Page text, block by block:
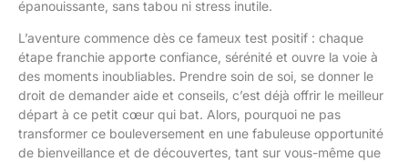
épanouissante, sans tabou ni stress inutile.
L’aventure commence dès ce fameux test positif : chaque
étape franchie apporte confiance, sérénité et ouvre la voie à
des moments inoubliables. Prendre soin de soi, se donner le
droit de demander aide et conseils, c’est déjà offrir le meilleur
départ à ce petit cœur qui bat. Alors, pourquoi ne pas
transformer ce bouleversement en une fabuleuse opportunité
de bienveillance et de découvertes, tant sur vous-même que